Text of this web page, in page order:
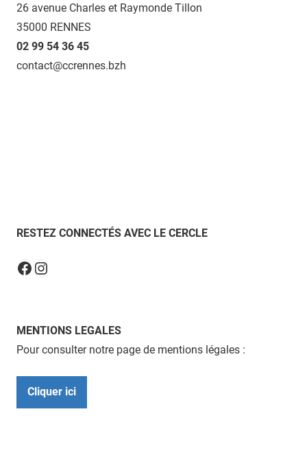
26 avenue Charles et Raymonde Tillon
35000 RENNES
02 99 54 36 45
contact@ccrennes.bzh
RESTEZ CONNECTÉS AVEC LE CERCLE
Facebook
Instagram
MENTIONS LEGALES
Pour consulter notre page de mentions légales :
Cliquer ici